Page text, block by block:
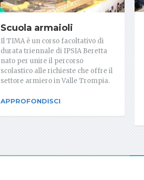
Scuola armaioli
Il TIMA è un corso facoltativo di
durata triennale di IPSIA Beretta
nato per unire il percorso
scolastico alle richieste che offre il
settore armiero in Valle Trompia.
APPROFONDISCI